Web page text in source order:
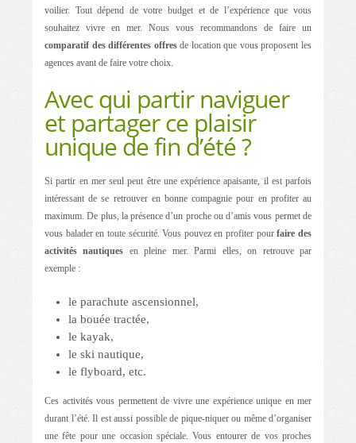
voilier. Tout dépend de votre budget et de l’expérience que vous
souhaitez vivre en mer. Nous vous recommandons de faire un
comparatif des différentes offresde location que vous proposent les
agences avant de faire votre choix.
Avec qui partir naviguer
et partager ce plaisir
unique de fin d’été ?
Si partir en mer seul peut être une expérience apaisante, il est parfois
intéressant de se retrouver en bonne compagnie pour en profiter au
maximum. De plus, la présence d’un proche ou d’amis vous permet de
vous balader en toute sécurité. Vous pouvez en profiter pourfaire des
activités nautiques en pleine mer. Parmi elles, on retrouve par
exemple :
le parachute ascensionnel,
la bouée tractée,
le kayak,
le ski nautique,
le flyboard, etc.
Ces activités vous permettent de vivre une expérience unique en mer
durant l’été. Il est aussi possible de pique-niquer ou même d’organiser
une fête pour une occasion spéciale. Vous entourer de vos proches